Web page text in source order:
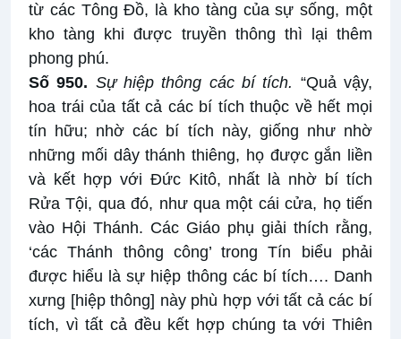
từ các Tông Đồ, là kho tàng của sự sống, một
kho tàng khi được truyền thông thì lại thêm
phong phú.
Số 950. Sự hiệp thông các bí tích. “Quả vậy,
hoa trái của tất cả các bí tích thuộc về hết mọi
tín hữu; nhờ các bí tích này, giống như nhờ
những mối dây thánh thiêng, họ được gắn liền
và kết hợp với Đức Kitô, nhất là nhờ bí tích
Rửa Tội, qua đó, như qua một cái cửa, họ tiến
vào Hội Thánh. Các Giáo phụ giải thích rằng,
‘các Thánh thông công’ trong Tín biểu phải
được hiểu là sự hiệp thông các bí tích…. Danh
xưng [hiệp thông] này phù hợp với tất cả các bí
tích, vì tất cả đều kết hợp chúng ta với Thiên